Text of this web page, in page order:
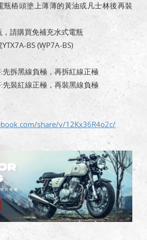
瓶樁頭塗上薄薄的黃油或凡士林後再裝
請購買免補充水式電瓶
BS (WP7A-BS)
先拆黑線負極，再拆紅線正極
先裝紅線正極，再裝黑線負極
share/v/12Kx36R4o2c/